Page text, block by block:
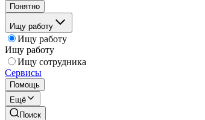
Понятно
Ищу работу
Ищу работу
Ищу работу
Ищу сотрудника
Сервисы
Помощь
Ещё
Поиск